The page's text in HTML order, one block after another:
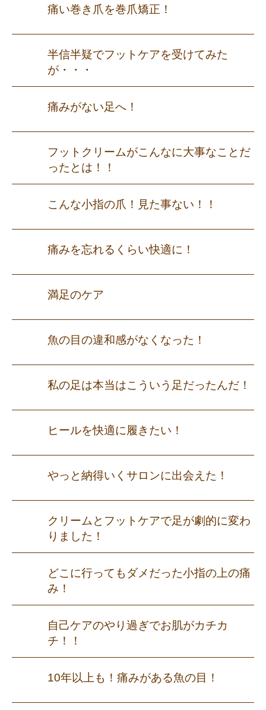
痛い巻き爪を巻爪矯正！
半信半疑でフットケアを受けてみた
が・・・
痛みがない足へ！
フットクリームがこんなに大事なことだ
ったとは！！
こんな小指の爪！見た事ない！！
痛みを忘れるくらい快適に！
満足のケア
魚の目の違和感がなくなった！
私の足は本当はこういう足だったんだ！
ヒールを快適に履きたい！
やっと納得いくサロンに出会えた！
クリームとフットケアで足が劇的に変わ
りました！
どこに行ってもダメだった小指の上の痛
み！
自己ケアのやり過ぎでお肌がカチカ
チ！！
10年以上も！痛みがある魚の目！